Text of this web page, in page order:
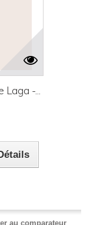
Laga -...
au comparateur